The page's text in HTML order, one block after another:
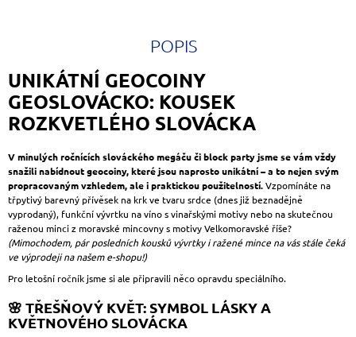
POPIS
UNIKÁTNÍ GEOCOINY
GEOSLOVÁCKO: KOUSEK
ROZKVETLÉHO SLOVÁCKA
V minulých ročnících slováckého megáču či block party jsme se vám vždy
snažili nabídnout geocoiny, které jsou naprosto unikátní – a to nejen svým
propracovaným vzhledem, ale i praktickou použitelností.Vzpomínáte na
třpytivý barevný přívěsek na krk ve tvaru srdce (dnes již beznadějně
vyprodaný), funkční vývrtku na víno s vinařskými motivy nebo na skutečnou
raženou minci z moravské mincovny s motivy Velkomoravské říše?
(Mimochodem, pár posledních kousků vývrtky i ražené mince na vás stále čeká
ve výprodeji na našem e-shopu!)
Pro letošní ročník jsme si ale připravili něco opravdu speciálního.
🌸 TŘEŠŇOVÝ KVĚT: SYMBOL LÁSKY A
KVĚTNOVÉHO SLOVÁCKA